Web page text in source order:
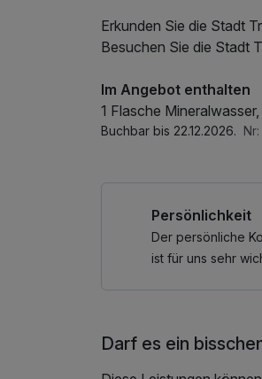
Erkunden Sie die Stadt
Besuchen Sie die Stadt
Im Angebot enthalten
1 Flasche
Buchbar bis 22.12.2026.
Persönlichkeit
Der persönliche
ist für uns sehr
Darf es ein